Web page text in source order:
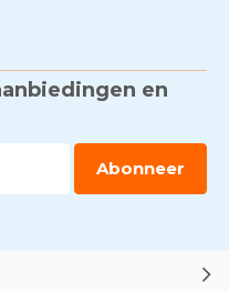
en
Abonneer